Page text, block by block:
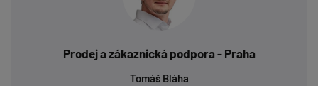
Prodej a zákaznická podpora - Praha
Tomáš Bláha